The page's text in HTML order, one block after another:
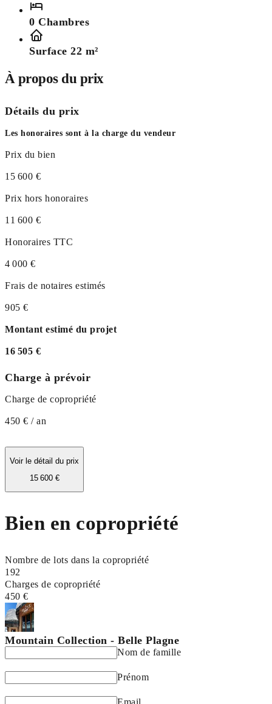
0 Chambres
Surface 22 m²
À propos du prix
Détails du prix
Les honoraires sont à la charge du vendeur
Prix du bien
15 600 €
Prix hors honoraires
11 600 €
Honoraires TTC
4 000 €
Frais de notaires estimés
905 €
Montant estimé du projet
16 505 €
Charge à prévoir
Charge de copropriété
450 € / an
Voir le détail du prix
15 600 €
Bien en copropriété
Nombre de lots dans la copropriété
192
Charges de copropriété
450 €
Mountain Collection - Belle Plagne
Nom de famille
Prénom